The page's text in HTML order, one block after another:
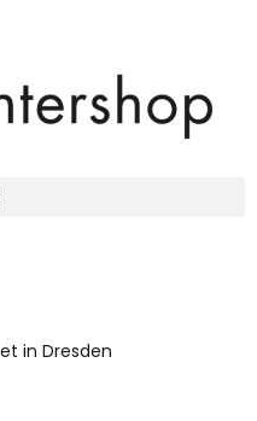
in Dresden